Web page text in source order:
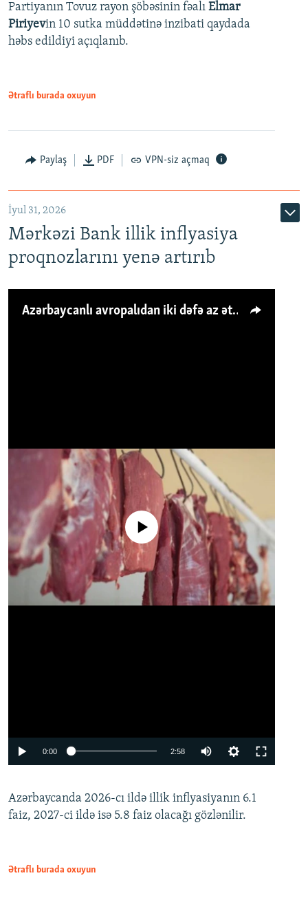
Partiyanın Tovuz rayon şöbəsinin fəalı Elmar
Piriyevin 10 sutka müddətinə inzibati qaydada
həbs edildiyi açıqlanıb.
Ətraflı burada oxuyun
Paylaş PDF VPN-siz açmaq
İyul 31, 2026
Mərkəzi Bank illik inflyasiya
proqnozlarını yenə artırıb
Azərbaycanlı avropalıdan iki dəfə az ət yeyir, amma... 'Qiymət artımı qaçılmazdır'
No media source currently available
0:00 2:58
360p
480p
Azərbaycanda 2026-cı ildə illik inflyasiyanın 6.1
faiz, 2027-ci ildə isə 5.8 faiz olacağı gözlənilir.
Ətraflı burada oxuyun